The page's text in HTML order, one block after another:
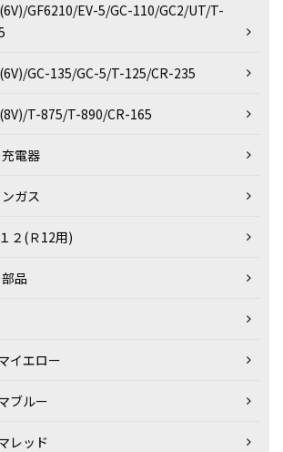
GF6210/EV-5/GC-110/GC2/UT/T-
GC-135/GC-5/T-125/CR-235
T-875/T-890/CR-165
電器
ガス
２(Ｒ12用)
品
イエロー
ブルー
レッド